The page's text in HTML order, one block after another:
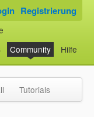
Community Hilfe
Registrierung
Tutorials